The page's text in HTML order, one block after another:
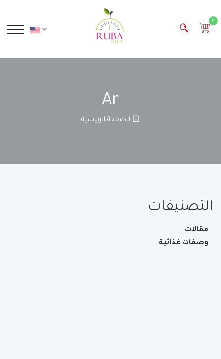
0
Ar
الصفحة الرئيسية
التصنيفات
مقالات
وصفات غذائية